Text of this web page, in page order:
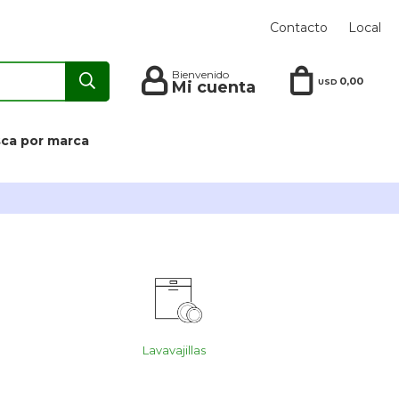
por marca
USD 0,00
Contacto Local
Lavavajillas